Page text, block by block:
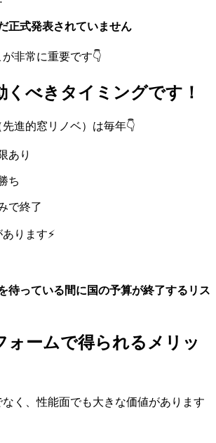
正式発表されていません
非常に重要です👇
くべきタイミングです！
進的窓リノベ）は毎年👇
あり
ち
で終了
ります⚡
待っている間に国の予算が終了するリス
ォームで得られるメリッ
く、性能面でも大きな価値があります